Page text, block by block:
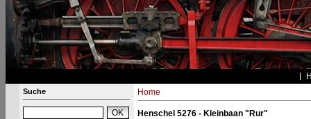
Suche Home
Henschel 5276 - Kleinbaan "Rur"